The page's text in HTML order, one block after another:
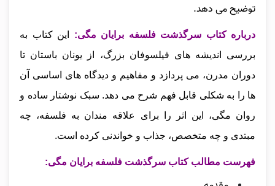
توضیح می‌ دهد.
درباره کتاب سرگذشت فلسفه برایان مگی:
این کتاب به
بررسی اندیشه‌ های فیلسوفان بزرگ، از یونان باستان تا
دوران مدرن، می‌ پردازد و مفاهیم و دیدگاه‌ های اساسی آن‌
ها را به شکلی قابل فهم شرح می‌ دهد. سبک نوشتار ساده و
روان مگی، این اثر را برای علاقه‌ مندان به فلسفه، چه
مبتدی و چه متخصص، جذاب و خواندنی کرده است.
فهرست مطالب کتاب سرگذشت فلسفه برایان مگی: